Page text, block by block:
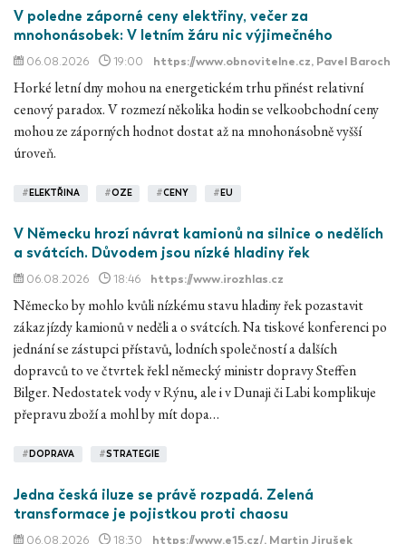
V poledne záporné ceny elektřiny, večer za
mnohonásobek: V letním žáru nic výjimečného
06.08.2026 19:00 https://www.obnovitelne.cz, Pavel Baroch
Horké letní dny mohou na energetickém trhu přinést relativní
cenový paradox. V rozmezí několika hodin se velkoobchodní ceny
mohou ze záporných hodnot dostat až na mnohonásobně vyšší
úroveň.
# ELEKTŘINA #OZE #CENY # EU
V Německu hrozí návrat kamionů na silnice o nedělích
a svátcích. Důvodem jsou nízké hladiny řek
06.08.2026 18:46 https://www.irozhlas.cz
Německo by mohlo kvůli nízkému stavu hladiny řek pozastavit
zákaz jízdy kamionů v neděli a o svátcích. Na tiskové konferenci po
jednání se zástupci přístavů, lodních společností a dalších
dopravců to ve čtvrtek řekl německý ministr dopravy Steffen
Bilger. Nedostatek vody v Rýnu, ale i v Dunaji či Labi komplikuje
přepravu zboží a mohl by mít dopa…
# DOPRAVA #STRATEGIE
Jedna česká iluze se právě rozpadá. Zelená
transformace je pojistkou proti chaosu
06.08.2026 18:30 https://www.e15.cz/, Martin Jirušek